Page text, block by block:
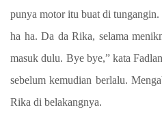
punya motor itu buat di
ha ha. Da da Rika, selama
masuk dulu. Bye bye,” kata
sebelum kemudian berlalu.
Rika di belakangnya.